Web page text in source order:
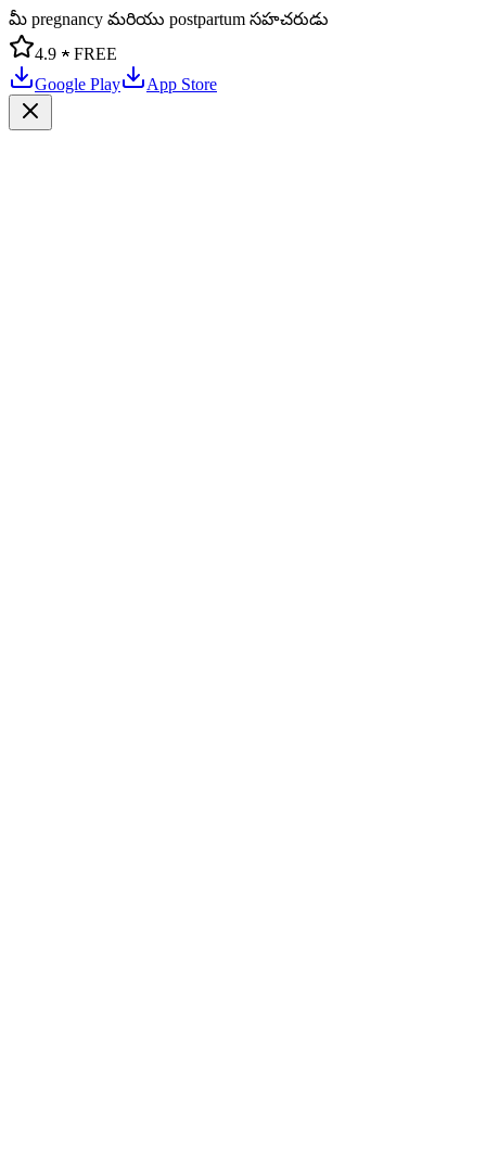
మీ pregnancy మరియు postpartum సహచరుడు
4.9 ★ FREE
Google Play
App Store